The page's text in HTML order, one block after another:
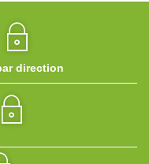
direction